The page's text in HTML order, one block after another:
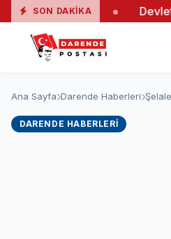
SON DAKIKA
19 Yaralı ● Devlet ve
Ana Sayfa Darende Haberleri
DARENDE HABERLERI